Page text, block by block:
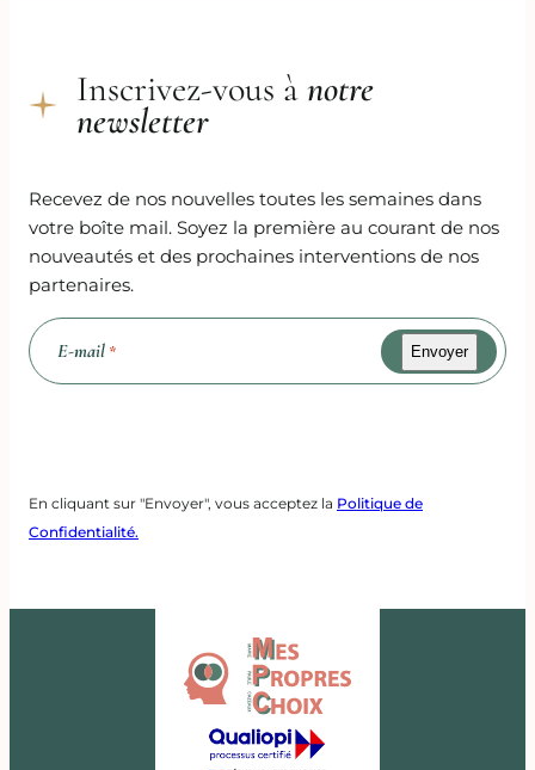
Inscrivez-vous ànotre
newsletter
Recevez de nos nouvelles toutes les semaines dans
votre boîte mail. Soyez la première au courant de nos
nouveautés et des prochaines interventions de nos
partenaires.
E-mail *
En cliquant sur "Envoyer", vous acceptez la Politique de
Confidentialité.